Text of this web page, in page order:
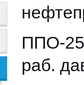
ППО-
раб.